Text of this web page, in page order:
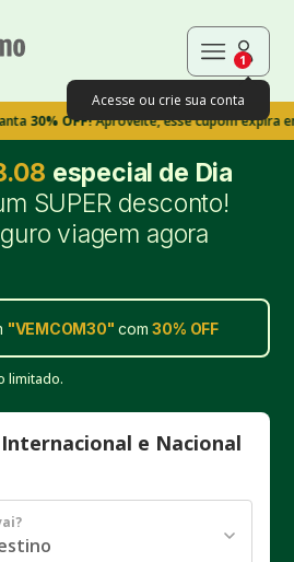
1
Acesse ou crie sua conta
OFF!Aproveite, esse cupom expira em
especial de Dia
SUPER desconto!
viagem agora
"VEMCOM30" com30% OFF
limitado.
e Nacional